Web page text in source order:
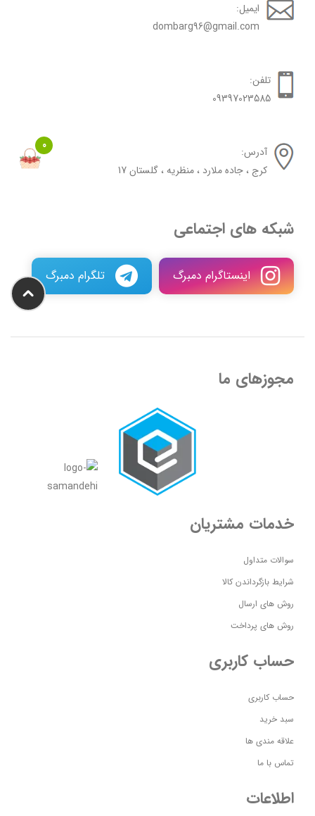
ایمیل:
dombarg96@gmail.com
تلفن:
09397023585
آدرس:
کرج ، جاده ملارد ، منظریه ، گلستان 17
شبکه های اجتماعی
اینستاگرام دمبرگ تلگرام دمبرگ
مجوزهای ما
خدمات مشتریان
سوالات متداول
شرایط بازگرداندن کالا
روش های ارسال
روش های پرداخت
حساب کاربری
حساب کاربری
سبد خرید
علاقه مندی ها
تماس با ما
اطلاعات
0